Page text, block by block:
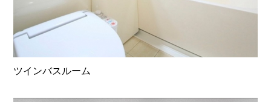
ツインバスルーム